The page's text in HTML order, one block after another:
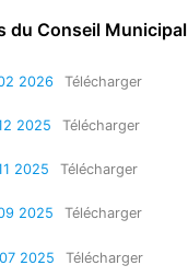
du Conseil Municipal
2026 Télécharger
2025 Télécharger
2025 Télécharger
2025 Télécharger
2025 Télécharger